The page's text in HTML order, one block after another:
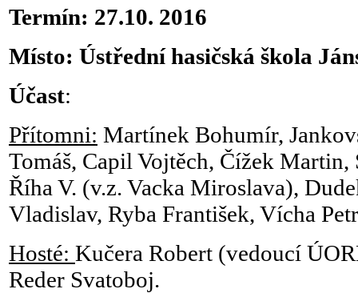
Termín: 27.10. 2016
Místo: Ústřední hasičská škola
Účast:
Přítomni: Martínek Bohumír,
Tomáš, Capil Vojtěch, Čížek
Říha V. (v.z. Vacka Miroslava),
Vladislav, Ryba František, Vícha
Hosté: Kučera Robert (vedoucí
Reder Svatoboj.